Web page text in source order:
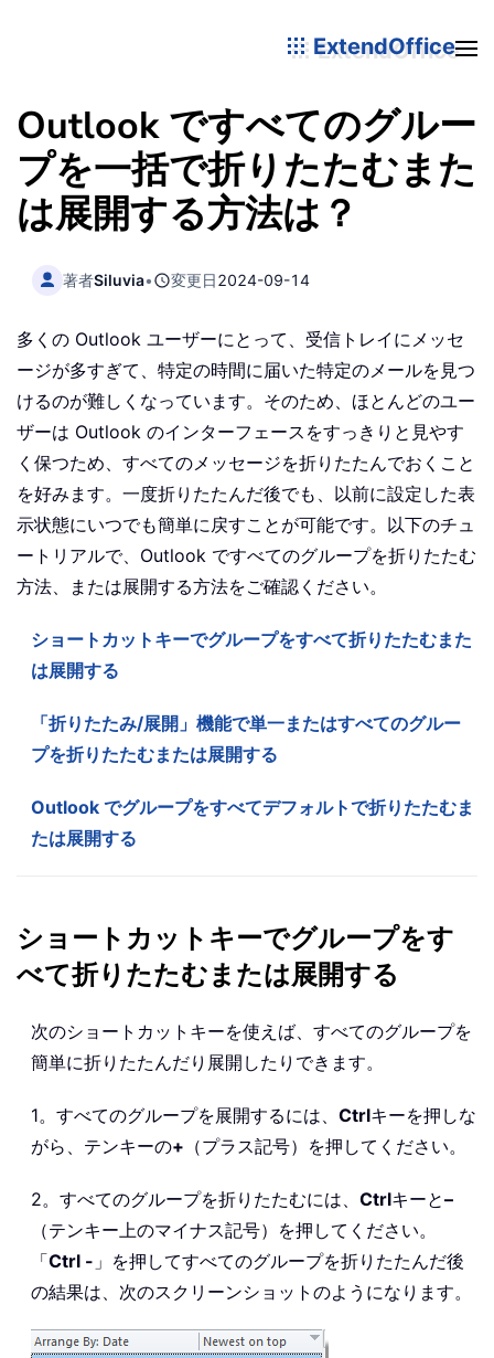
ExtendOffice
Outlook ですべてのグルー
プを一括で折りたたむまた
は展開する方法は？
著者Siluvia• 変更日2024-09-14
多くの Outlook ユーザーにとって、受信トレイにメッセ
ージが多すぎて、特定の時間に届いた特定のメールを見つ
けるのが難しくなっています。そのため、ほとんどのユー
ザーは Outlook のインターフェースをすっきりと見やす
く保つため、すべてのメッセージを折りたたんでおくこと
を好みます。一度折りたたんだ後でも、以前に設定した表
示状態にいつでも簡単に戻すことが可能です。以下のチュ
ートリアルで、Outlook ですべてのグループを折りたたむ
方法、または展開する方法をご確認ください。
ショートカットキーでグループをすべて折りたたむまた
は展開する
「折りたたみ/展開」機能で単一またはすべてのグルー
プを折りたたむまたは展開する
Outlook でグループをすべてデフォルトで折りたたむま
たは展開する
ショートカットキーでグループをす
べて折りたたむまたは展開する
次のショートカットキーを使えば、すべてのグループを
簡単に折りたたんだり展開したりできます。
1。すべてのグループを展開するには、 Ctrlキーを押しな
がら、テンキーの+ （プラス記号）を押してください。
2。すべてのグループを折りたたむには、 Ctrlキーと–
（テンキー上のマイナス記号）を押してください。
「Ctrl - 」を押してすべてのグループを折りたたんだ後
の結果は、次のスクリーンショットのようになります。